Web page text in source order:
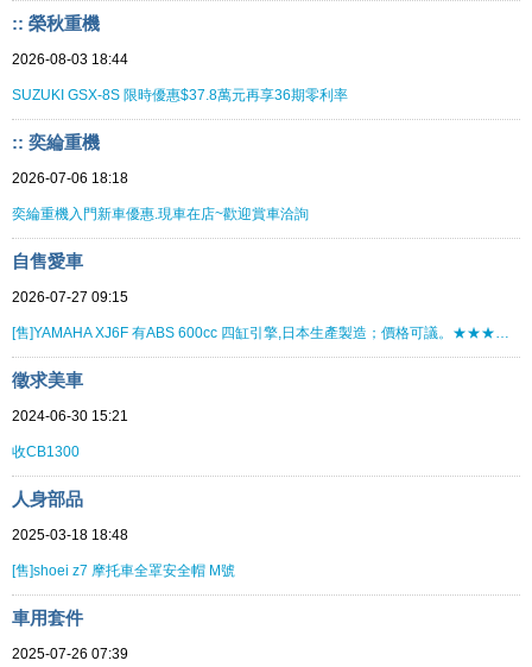
:: 榮秋重機
2026-08-03 18:44
SUZUKI GSX-8S 限時優惠$37.8萬元再享36期零利率
:: 奕綸重機
2026-07-06 18:18
奕綸重機入門新車優惠.現車在店~歡迎賞車洽詢
自售愛車
2026-07-27 09:15
[售]YAMAHA XJ6F 有ABS 600cc 四缸引擎,日本生產製造；價格可議。★★★★★★★★
徵求美車
2024-06-30 15:21
收CB1300
人身部品
2025-03-18 18:48
[售]shoei z7 摩托車全罩安全帽 M號
車用套件
2025-07-26 07:39